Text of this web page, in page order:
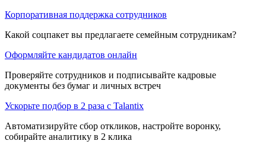
Корпоративная поддержка сотрудников
Какой соцпакет вы предлагаете семейным сотрудникам?
Оформляйте кандидатов онлайн
Проверяйте сотрудников и подписывайте кадровые
документы без бумаг и личных встреч
Ускорьте подбор в 2 раза с Talantix
Автоматизируйте сбор откликов, настройте воронку,
собирайте аналитику в 2 клика